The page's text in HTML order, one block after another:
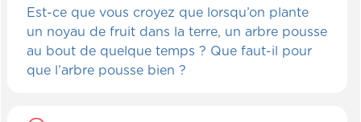
Est-ce que vous croyez que lorsqu’on plante
un noyau de fruit dans la terre, un arbre pousse
au bout de quelque temps ? Que faut-il pour
que l’arbre pousse bien ?